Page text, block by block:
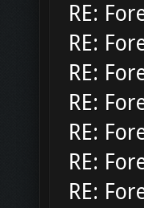
RE:
RE:
RE:
RE:
RE:
RE:
RE: